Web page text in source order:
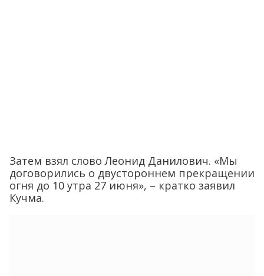
Затем взял слово Леонид Данилович. «Мы
договорились о двустороннем прекращении
огня до 10 утра 27 июня», – кратко заявил
Кучма.